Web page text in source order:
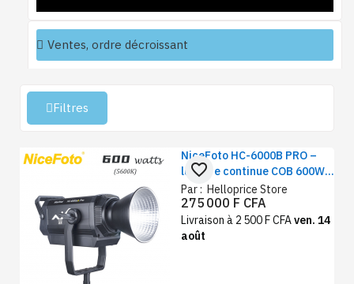
Filtres
NiceFoto HC-6000B PRO –
lumière continue COB 600W
éclairage vidéo
professionnel, studio et
tournage
Par : Helloprice Store
favorite_border
275 000 F CFA
Livraison à 2 500 F CFAven. 14
août